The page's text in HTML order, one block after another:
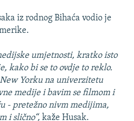
iz rodnog Bihaća vodio je
umjetnosti, kratko isto
kako bi se to ovdje to reklo.
Yorku na univerzitetu
medije i bavim se filmom i
- pretežno nivm medijima,
i slično“, kaže Husak.